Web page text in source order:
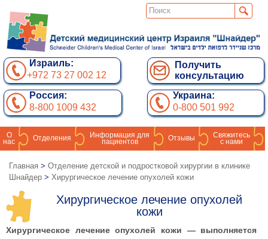
О
нас Отделения Информация для
пациентов Отзывы Свяжитесь
с нами
Главная > Отделение детской и подростковой хирургии в клинике
Шнайдер > Хирургическое лечение опухолей кожи
Хирургическое лечение опухолей
кожи
Хирургическое лечение опухолей кожи — выполняется
Израиль:
+972 73 27 002 12
Получить
консультацию
Россия:
8-800 1009 432
Украина:
0-800 501 992